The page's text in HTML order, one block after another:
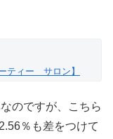
ティー サロン】
のですが、こちら
％も差をつけて